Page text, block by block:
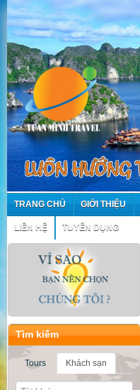
TRANG CHỦ GIỚI THIỆU
LIÊN HỆ TUYỂN DỤNG
Tìm kiếm
Tours Khách sạn